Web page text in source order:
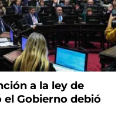
a la ley de
Gobierno debió